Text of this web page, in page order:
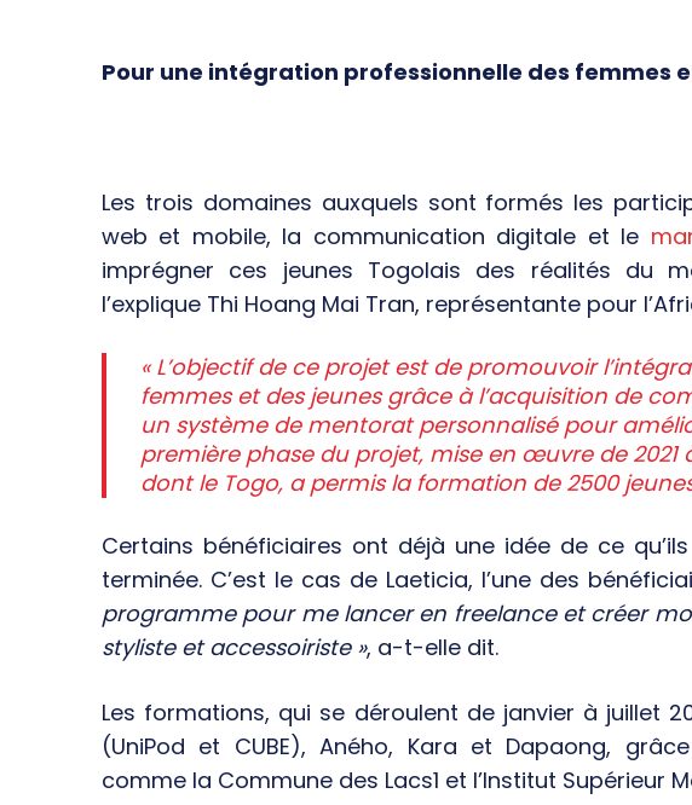
Pour une intégration professionnelle des femmes
Les trois domaines auxquels sont formés les
web et mobile, la communication digitale et le
imprégner ces jeunes Togolais des réalités du
l’explique Thi Hoang Mai Tran, représentante pour
« L’objectif de ce projet est de promouvoir
femmes et des jeunes grâce à l’acquisition de
un système de mentorat personnalisé pour
première phase du projet, mise en œuvre de 2021
dont le Togo, a permis la formation de 2500
Certains bénéficiaires ont déjà une idée de ce
terminée. C’est le cas de Laeticia, l’une des
programme pour me lancer en freelance et créer
styliste et accessoiriste », a-t-elle dit.
Les formations, qui se déroulent de janvier à juillet
(UniPod et CUBE), Aného, Kara et Dapaong,
comme la Commune des Lacs1 et l’Institut Supérieur